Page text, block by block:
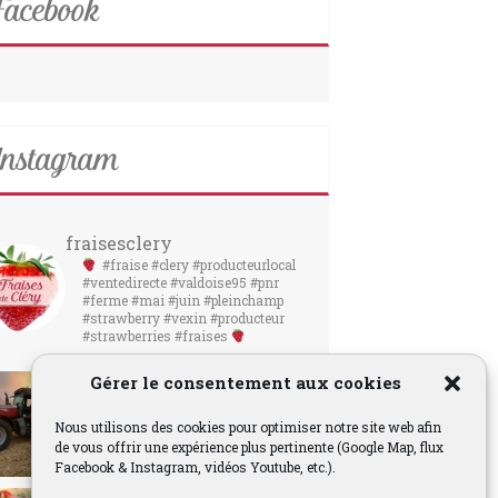
Gérer le consentement aux cookies
Nous utilisons des cookies pour optimiser notre site web afin
de vous offrir une expérience plus pertinente (Google Map, flux
Facebook & Instagram, vidéos Youtube, etc.).
fraisesclery
#fraise #clery #producteurlocal
#ventedirecte #valdoise95 #pnr
#ferme #mai #juin #pleinchamp
#strawberry #vexin #producteur
#strawberries #fraises